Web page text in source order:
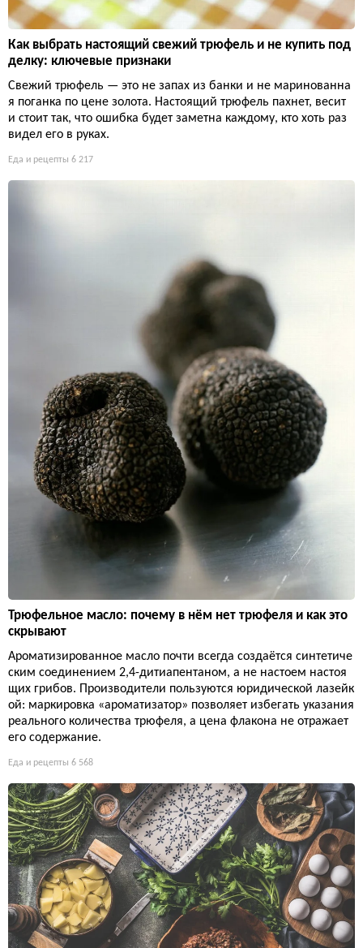
Как выбрать настоящий свежий трюфель и не купить под
делку: ключевые признаки
Свежий трюфель — это не запах из банки и не маринованна
я поганка по цене золота. Настоящий трюфель пахнет, весит
и стоит так, что ошибка будет заметна каждому, кто хоть раз
видел его в руках.
Еда и рецепты 6 217
Трюфельное масло: почему в нём нет трюфеля и как это
скрывают
Ароматизированное масло почти всегда создаётся синтетиче
ским соединением 2,4-дитиапентаном, а не настоем настоя
щих грибов. Производители пользуются юридической лазейк
ой: маркировка «ароматизатор» позволяет избегать указания
реального количества трюфеля, а цена флакона не отражает
его содержание.
Еда и рецепты 6 568